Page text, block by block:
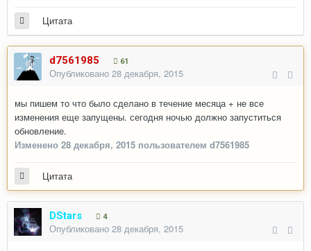
Цитата
d7561985 61
Опубликовано 28 декабря, 2015
мы пишем то что было сделано в течение месяца + не все
изменения еще запущены. сегодня ночью должно запуститься
обновление.
Изменено 28 декабря, 2015 пользователем d7561985
Цитата
DStars 4
Опубликовано 28 декабря, 2015